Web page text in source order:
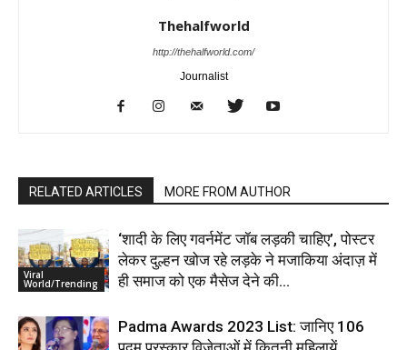
Thehalfworld
http://thehalfworld.com/
Journalist
RELATED ARTICLES MORE FROM AUTHOR
Viral
World/Trending
‘शादी के लिए गवर्नमेंट जॉब लड़की चाहिए’, पोस्टर
लेकर दुल्हन खोज रहे लड़के ने मजाकिया अंदाज़ में
ही समाज को एक मैसेज देने की...
Padma Awards 2023 List: जानिए 106